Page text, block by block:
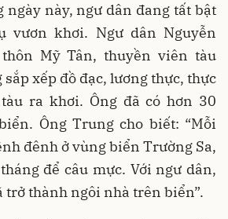
ngày này, ngư dân đang tất bật
vươn khơi. Ngư dân Nguyễn
Mỹ Tân, thuyền viên tàu
xếp đồ đạc, lương thực, thực
ra khơi. Ông đã có hơn 30
Ông Trung cho biết: “Mỗi
đênh ở vùng biển Trường Sa,
để câu mực. Với ngư dân,
trở thành ngôi nhà trên biển”.